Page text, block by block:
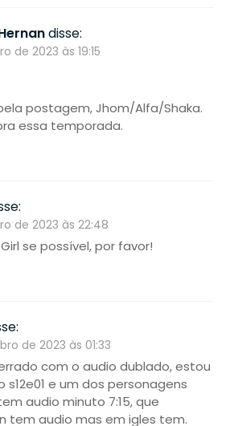
disse:
de 2023 às 19:15
postagem, Jhom/Alfa/Shaka.
essa temporada.
de 2023 às 22:48
se possível, por favor!
de 2023 às 01:33
com o audio dublado, estou
s12e01 e um dos personagens
audio minuto 7:15, que
tem audio mas em igles tem.